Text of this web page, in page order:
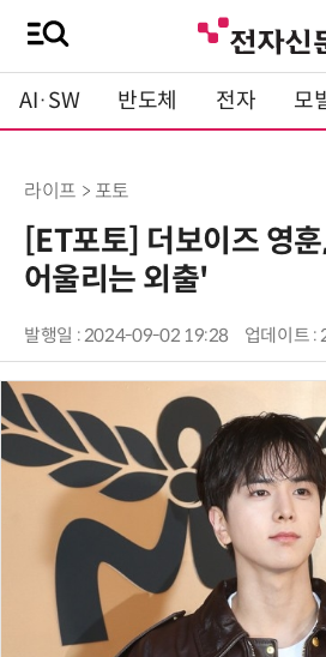
AI·SW 반도체 전자 모
라이프 > 포토
[ET포토] 더보이즈 영
어울리는 외출'
발행일 : 2024-09-02 19:28 업데이트